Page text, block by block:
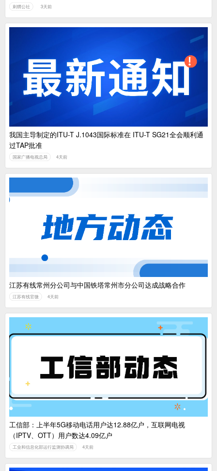
刺猬公社 3天前
我国主导制定的ITU-T J.1043国际标准在 ITU-T SG21全会顺利通
过TAP批准
国家广播电视总局 4天前
江苏有线常州分公司与中国铁塔常州市分公司达成战略合作
江苏有线官微 4天前
工信部：上半年5G移动电话用户达12.88亿户，互联网电视
（IPTV、OTT）用户数达4.09亿户
工业和信息化部运行监测协调局 4天前